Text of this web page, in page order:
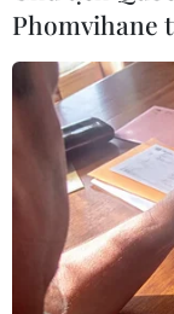
#danh sách
#khủng hoảng ở
#chiến dịch
Nga
Theo dõi
Phomvihane